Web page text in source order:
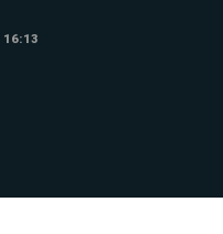
16:13